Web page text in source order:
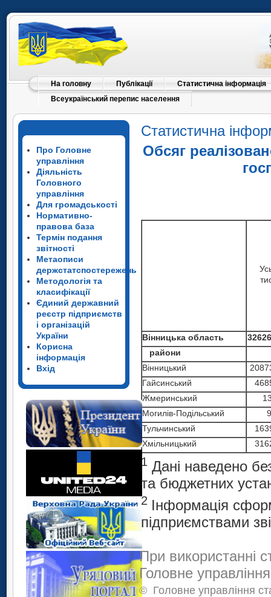
На головну Публікації
Статистична інформація
Всеукраїнський перепис населення
Про Головне
управління
Діяльність
Головного
управління
Для громадськості
Нормативно-
правова база
Термін подання
звітності
Метаописи
держстатспостережень
Методологія та
класифікації
Єдиний державний
реєстр підприємств
і організацій
України
Корисна
інформація
Вхід
Статистична
Обсяг
Вінницька область
райони
Вінницький
Гайсинський
Жмеринський
Могилів-Подільський
Тульчинський
Хмільницький
1 Дані наведено
та бюджетних
2 Інформація
підприємствами
При використанні
Головне
© Головне управління